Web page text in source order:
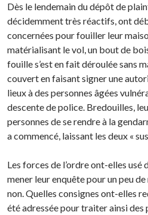
Dès le lendemain du dépôt de
décidemment très réactifs, ont
concernées pour fouiller leur
matérialisant le vol, un bout de
fouille s’est en fait déroulée sans
couvert en faisant signer une
lieux à des personnes âgées
descente de police. Bredouilles,
personnes de se rendre à la
a commencé, laissant les deux «
Les forces de l’ordre ont-elles
mener leur enquête pour un peu
non. Quelles consignes ont-elles
été adressée pour traiter ainsi des